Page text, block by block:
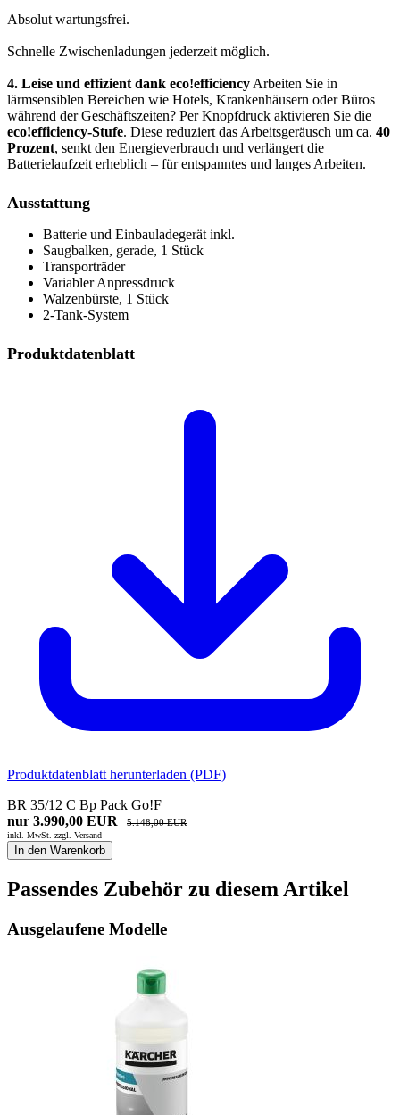
Absolut wartungsfrei.
Schnelle Zwischenladungen jederzeit möglich.
4. Leise und effizient dank eco!efficiency Arbeiten Sie in
lärmsensiblen Bereichen wie Hotels, Krankenhäusern oder Büros
während der Geschäftszeiten? Per Knopfdruck aktivieren Sie die
eco!efficiency-Stufe. Diese reduziert das Arbeitsgeräusch um ca. 40
Prozent, senkt den Energieverbrauch und verlängert die
Batterielaufzeit erheblich – für entspanntes und langes Arbeiten.
Ausstattung
Batterie und Einbauladegerät inkl.
Saugbalken, gerade, 1 Stück
Transporträder
Variabler Anpressdruck
Walzenbürste, 1 Stück
2-Tank-System
Produktdatenblatt
Produktdatenblatt herunterladen (PDF)
BR 35/12 C Bp Pack Go!F
nur 3.990,00 EUR
5.148,00 EUR
inkl. MwSt. zzgl. Versand
In den Warenkorb
Passendes Zubehör zu diesem Artikel
Ausgelaufene Modelle